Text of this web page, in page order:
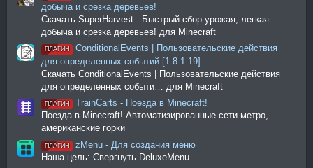
добыча и срезка деревьев!
Скачать SuperHarvest - Быстрый сбор урожая, легкая
добыча и срезка деревьев! для Minecraft
ПЛАГИН
ConditionalEvents | Пользовательские действия
для определенных событий [1.8-1.19]
Скачать ConditionalEvents | Пользовательские действия
для определенных событи… для Minecraft
ПЛАГИН
TrainCarts - Поезда в Minecraft!
Поезда в Minecraft! Автоматизированные сети метро,
американские горки
ПЛАГИН
zMenu - Для создания меню
Наша цель: Свергнуть DeluxeMenu